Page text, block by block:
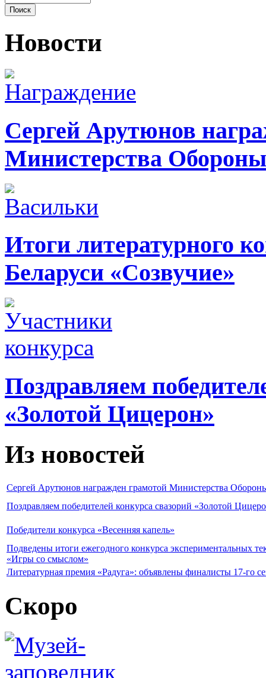
Новости
Сергей Арутюнов
Министерства Обороны
Итоги литературного
Беларуси «Созвучие»
Поздравляем
«Золотой Цицерон»
Из новостей
Сергей Арутюнов награжден грамотой Министерства
Поздравляем победителей конкурса свазорий «Золотой
Победители конкурса «Весенняя капель»
Подведены итоги ежегодного конкурса экспериментальных
«Игры со смыслом»
Литературная премия «Радуга»: объявлены финалисты 17-го
Скоро